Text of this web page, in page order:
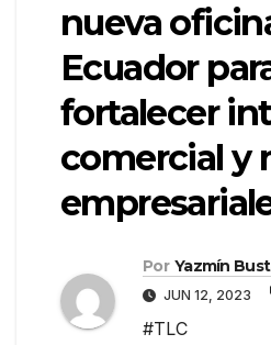
nueva
Ecuador
fortalecer
comercial y
Por Yazmín
JUN 12, 2023
#TLC